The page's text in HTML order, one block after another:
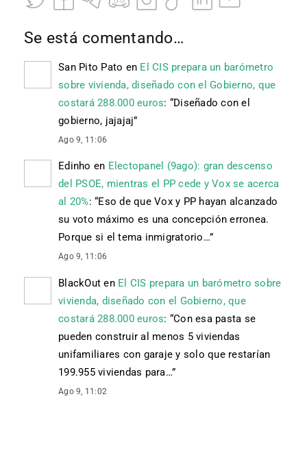
Se está comentando…
San Pito Pato en El CIS prepara un barómetro
sobre vivienda, diseñado con el Gobierno, que
costará 288.000 euros: “Diseñado con el
gobierno, jajajaj”
Ago 9, 11:06
Edinho en Electopanel (9ago): gran descenso
del PSOE, mientras el PP cede y Vox se acerca
al 20%: “Eso de que Vox y PP hayan alcanzado
su voto máximo es una concepción erronea.
Porque si el tema inmigratorio…”
Ago 9, 11:06
BlackOut en El CIS prepara un barómetro sobre
vivienda, diseñado con el Gobierno, que
costará 288.000 euros: “Con esa pasta se
pueden construir al menos 5 viviendas
unifamiliares con garaje y solo que restarían
199.955 viviendas para…”
Ago 9, 11:02